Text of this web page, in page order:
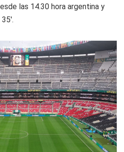
las 14.30 hora argentina y